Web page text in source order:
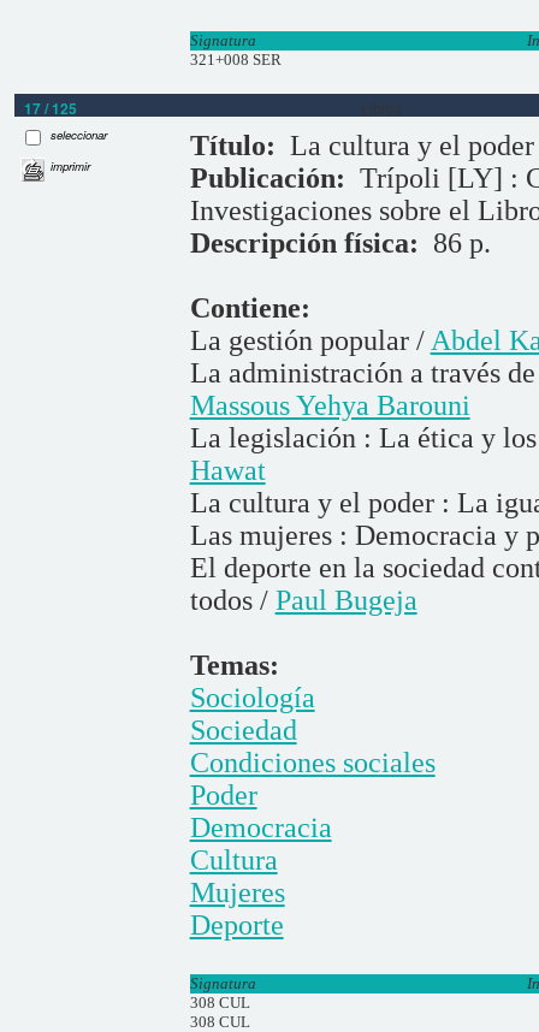
Signatura
321+008 SER
17 / 125 Libros
seleccionar
imprimir
Título: La cultura y el
Publicación: Trípoli [LY] :
Investigaciones sobre el
Descripción física: 86 p.
Contiene:
La gestión popular / Abdel
La administración a través
Massous Yehya Barouni
La legislación : La ética y
Hawat
La cultura y el poder : La
Las mujeres : Democracia y
El deporte en la sociedad
todos / Paul Bugeja
Temas:
Sociología
Sociedad
Condiciones sociales
Poder
Democracia
Cultura
Mujeres
Deporte
Signatura
308 CUL
308 CUL